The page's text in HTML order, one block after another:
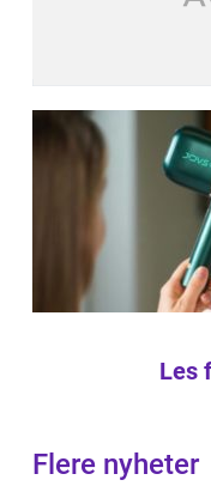
Les
Flere nyheter